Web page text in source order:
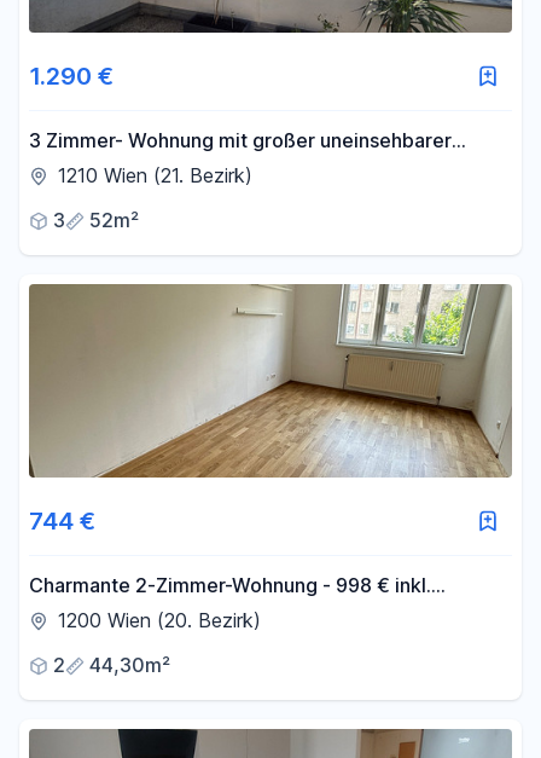
1.290 €
3 Zimmer- Wohnung mit großer uneinsehbarer
Terrasse und einer weiteren kleinen Terrasse
1210 Wien (21. Bezirk)
3
52m²
744 €
Charmante 2-Zimmer-Wohnung - 998 € inkl.
Betriebskosten und Heizung
1200 Wien (20. Bezirk)
2
44,30m²